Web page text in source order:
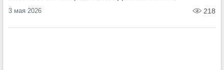
3 мая 2026 218